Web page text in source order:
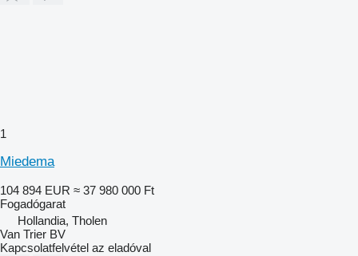
1
Miedema
104 894 EUR ≈ 37 980 000 Ft
Fogadógarat
Hollandia, Tholen
Van Trier BV
Kapcsolatfelvétel az eladóval